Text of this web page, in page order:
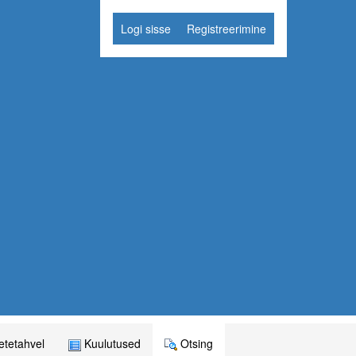
Logi sisse Registreerimine
Kuulutused Otsing